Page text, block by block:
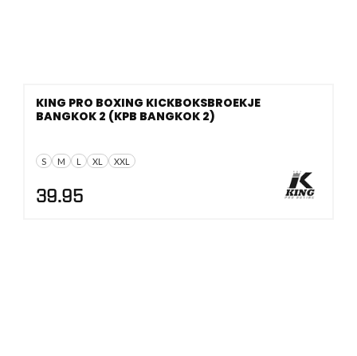
S M L XL XXL
KING PRO BOXING KICKBOKSBROEKJE
BANGKOK 2 (KPB BANGKOK 2)
39.95